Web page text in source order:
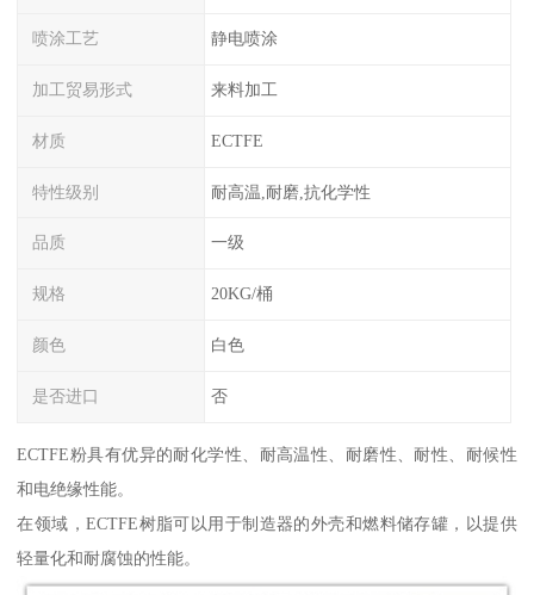
喷涂工艺 静电喷涂
加工贸易形式 来料加工
材质 ECTFE
特性级别 耐高温,耐磨,抗化学性
品质 一级
规格 20KG/桶
颜色 白色
是否进口 否
ECTFE粉具有优异的耐化学性、耐高温性、耐磨性、耐性、耐候性
和电绝缘性能。
在领域，ECTFE树脂可以用于制造器的外壳和燃料储存罐，以提供
轻量化和耐腐蚀的性能。